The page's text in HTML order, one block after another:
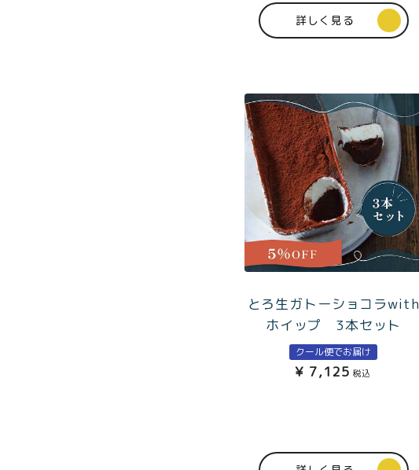
価格別
¥2,000〜
¥3,999
¥6,000〜
詳しく見る
とろ生ガトーショコラwith
ホイップ 3本セット
クール便でお届け
¥ 7,125 税込